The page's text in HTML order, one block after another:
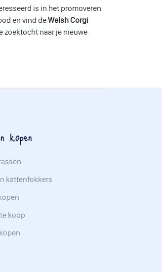
is in het promoveren
en vind deWelsh Corgi
zoektocht naar je nieuwe
kopen
kattenfokkers
koop